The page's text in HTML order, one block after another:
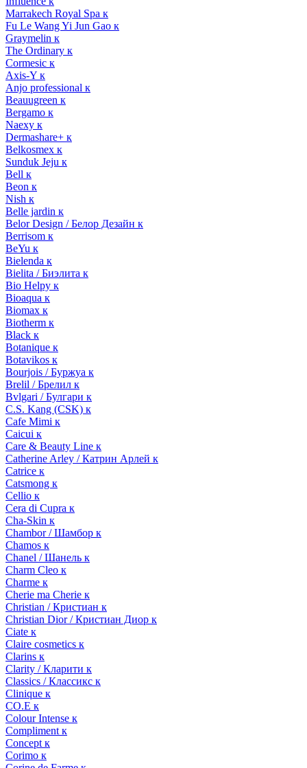
Marrakech Royal Spa к
Fu Le Wang Yi Jun Gao к
Graymelin к
The Ordinary к
Cormesic к
Axis-Y к
Anjo professional к
Beauugreen к
Bergamo к
Naexy к
Dermashare+ к
Belkosmex к
Sunduk Jeju к
Bell к
Beon к
Nish к
Belle jardin к
Belor Design / Белор Дезайн к
Berrisom к
BeYu к
Bielenda к
Bielita / Биэлита к
Bio Helpy к
Bioaqua к
Biomax к
Biotherm к
Black к
Botanique к
Botavikos к
Bourjois / Буржуа к
Brelil / Брелил к
Bvlgari / Булгари к
C.S. Kang (CSK) к
Cafe Mimi к
Caicui к
Care & Beauty Line к
Catherine Arley / Катрин Арлей к
Catrice к
Catsmong к
Cellio к
Cera di Cupra к
Cha-Skin к
Chambor / Шамбор к
Chamos к
Chanel / Шанель к
Charm Cleo к
Charme к
Cherie ma Cherie к
Christian / Кристиан к
Christian Dior / Кристиан Диор к
Ciate к
Claire cosmetics к
Clarins к
Clarity / Кларити к
Classics / Классикс к
Clinique к
CO.E к
Colour Intense к
Compliment к
Concept к
Corimo к